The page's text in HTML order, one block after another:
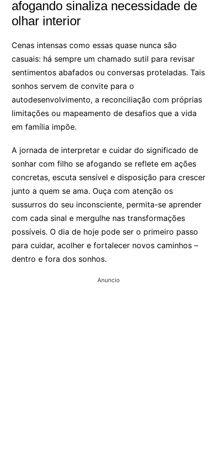
afogando sinaliza necessidade de
olhar interior
Cenas intensas como essas quase nunca são
casuais: há sempre um chamado sutil para revisar
sentimentos abafados ou conversas proteladas. Tais
sonhos servem de convite para o
autodesenvolvimento, a reconciliação com próprias
limitações ou mapeamento de desafios que a vida
em família impõe.
A jornada de interpretar e cuidar do significado de
sonhar com filho se afogando se reflete em ações
concretas, escuta sensível e disposição para crescer
junto a quem se ama. Ouça com atenção os
sussurros do seu inconsciente, permita-se aprender
com cada sinal e mergulhe nas transformações
possíveis. O dia de hoje pode ser o primeiro passo
para cuidar, acolher e fortalecer novos caminhos –
dentro e fora dos sonhos.
Anuncio